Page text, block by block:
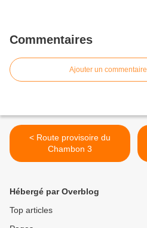
Commentaires
Ajouter un commentaire
< Route provisoire du
Chambon 3
Hébergé par Overblog
Top articles